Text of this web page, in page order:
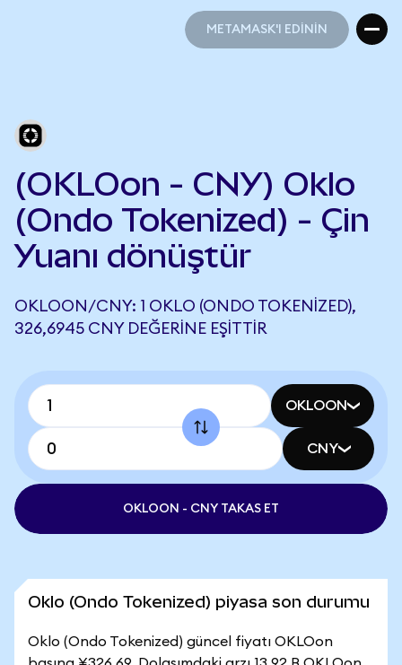
METAMASK'I EDİNİN
(OKLOon - CNY) Oklo
(Ondo Tokenized) - Çin
Yuanı dönüştür
OKLOON/CNY: 1 OKLO (ONDO TOKENIZED),
326,6945 CNY DEĞERINE EŞITTIR
OKLOON
CNY
OKLOON - CNY TAKAS ET
Oklo (Ondo Tokenized) piyasa son durumu
Oklo (Ondo Tokenized) güncel fiyatı OKLOon